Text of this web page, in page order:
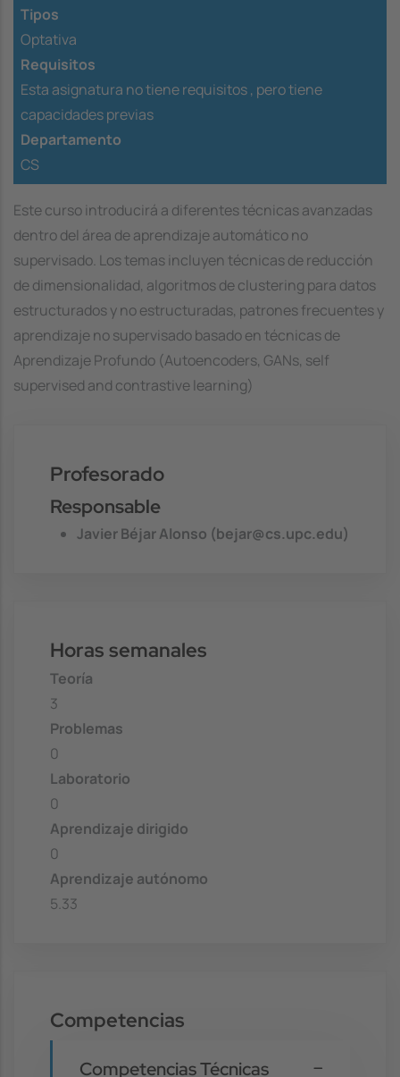
Tipos
Optativa
Requisitos
Esta asignatura no tiene requisitos , pero tiene
capacidades previas
Departamento
CS
Este curso introducirá a diferentes técnicas avanzadas
dentro del área de aprendizaje automático no
supervisado. Los temas incluyen técnicas de reducción
de dimensionalidad, algoritmos de clustering para datos
estructurados y no estructuradas, patrones frecuentes y
aprendizaje no supervisado basado en técnicas de
Aprendizaje Profundo (Autoencoders, GANs, self
supervised and contrastive learning)
Profesorado
Responsable
Javier Béjar Alonso (bejar@cs.upc.edu)
Horas semanales
Teoría
3
Problemas
0
Laboratorio
0
Aprendizaje dirigido
0
Aprendizaje autónomo
5.33
Competencias
Competencias Técnicas